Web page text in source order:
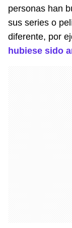
personas han
sus series o
diferente, por
hubiese sido